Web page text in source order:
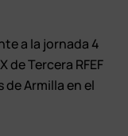
a la jornada 4
de Tercera RFEF
Armilla en el